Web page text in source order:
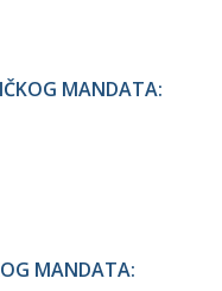
MANDATA:
MANDATA: